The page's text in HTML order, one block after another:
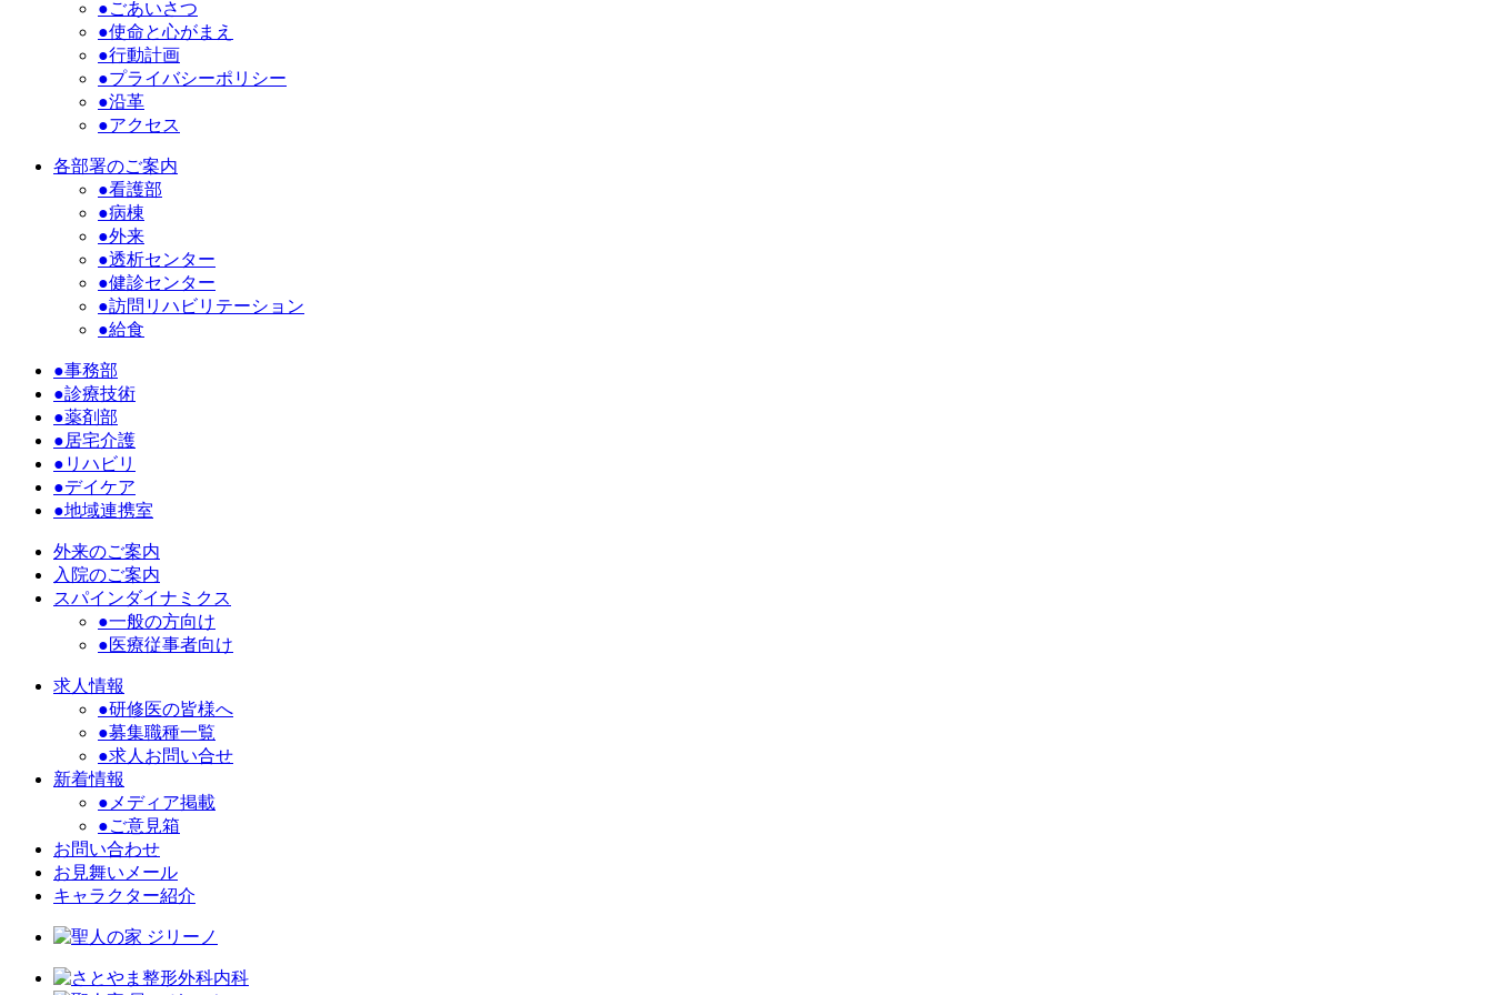
●ごあいさつ
●使命と心がまえ
●行動計画
●プライバシーポリシー
●沿革
●アクセス
各部署のご案内
●看護部
●病棟
●外来
●透析センター
●健診センター
●訪問リハビリテーション
●給食
●事務部
●診療技術
●薬剤部
●居宅介護
●リハビリ
●デイケア
●地域連携室
外来のご案内
入院のご案内
スパインダイナミクス
●一般の方向け
●医療従事者向け
求人情報
●研修医の皆様へ
●募集職種一覧
●求人お問い合せ
新着情報
●メディア掲載
●ご意見箱
お問い合わせ
お見舞いメール
キャラクター紹介